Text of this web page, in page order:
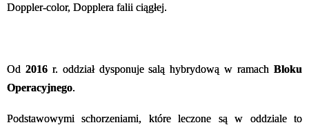
Doppler-color, Dopplera falii ciągłej.
Od 2016r. oddział dysponuje salą hybrydową w ramachBloku
Operacyjnego.
Podstawowymi schorzeniami, które leczone są w oddziale to